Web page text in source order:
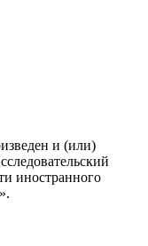
и (или)
иностранного